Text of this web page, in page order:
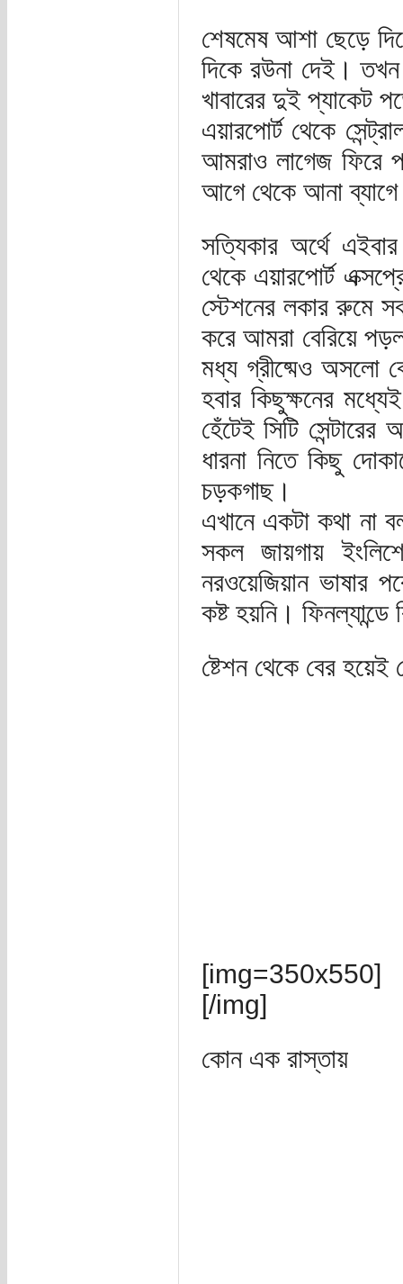
শেষমেষ আশা ছেড়ে
দিকে রউনা দেই।
খাবারের দুই প্যাকেট
এয়ারপোর্ট থেকে
আমরাও লাগেজ ফিরে
আগে থেকে আনা
সত্যিকার অর্থে
থেকে এয়ারপোর্ট
স্টেশনের লকার রুমে
করে আমরা বেরিয়ে
মধ্য গ্রীষ্মেও অসলো
হবার কিছুক্ষনের
হেঁটেই সিটি
ধারনা নিতে কিছু
চড়কগাছ।
এখানে একটা কথা না
সকল জায়গায়
নরওয়েজিয়ান ভাষার
কষ্ট হয়নি।
ষ্টেশন থেকে বের হয়েই
[img=350x550]
[/img]
কোন এক রাস্তায়